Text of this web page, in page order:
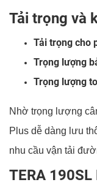
Tải trọng và
Tải trọng cho
Trọng lượng
Trọng lượng
Nhờ trọng lượng
Plus dễ dàng lưu
nhu cầu vận tải
TERA 190SL